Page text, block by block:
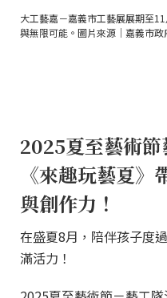
大工藝嘉－嘉義市工藝展展期至
與無限可能。圖片來源｜嘉義市
2025夏至藝術節
《來趣玩藝夏》
與創作力！
在盛夏8月，陪伴孩子度
滿活力！